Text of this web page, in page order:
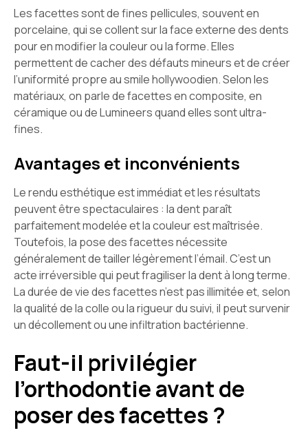
Les facettes sont de fines pellicules, souvent en
porcelaine, qui se collent sur la face externe des dents
pour en modifier la couleur ou la forme. Elles
permettent de cacher des défauts mineurs et de créer
l’uniformité propre au smile hollywoodien. Selon les
matériaux, on parle de facettes en composite, en
céramique ou de Lumineers quand elles sont ultra-
fines.
Avantages et inconvénients
Le rendu esthétique est immédiat et les résultats
peuvent être spectaculaires : la dent paraît
parfaitement modelée et la couleur est maîtrisée.
Toutefois, la pose des facettes nécessite
généralement de tailler légèrement l’émail. C’est un
acte irréversible qui peut fragiliser la dent à long terme.
La durée de vie des facettes n’est pas illimitée et, selon
la qualité de la colle ou la rigueur du suivi, il peut survenir
un décollement ou une infiltration bactérienne.
Faut-il privilégier
l’orthodontie avant de
poser des facettes ?